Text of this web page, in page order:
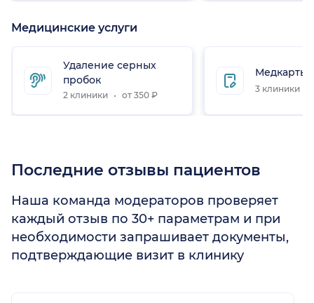
Медицинские услуги
Удаление серных
пробок
2 клиники от 350 ₽
Медкарты
3 клиники
Последние отзывы пациентов
Наша команда модераторов проверяет
каждый отзыв по 30+ параметрам и при
необходимости запрашивает документы,
подтверждающие визит в клинику